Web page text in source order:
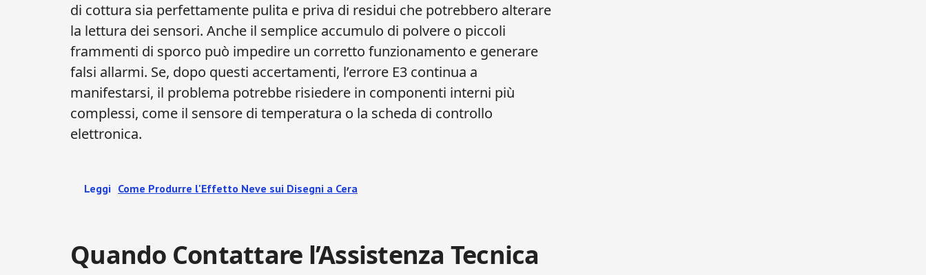
di cottura sia perfettamente pulita e priva di residui che potrebbero alterare
la lettura dei sensori. Anche il semplice accumulo di polvere o piccoli
frammenti di sporco può impedire un corretto funzionamento e generare
falsi allarmi. Se, dopo questi accertamenti, l’errore E3 continua a
manifestarsi, il problema potrebbe risiedere in componenti interni più
complessi, come il sensore di temperatura o la scheda di controllo
elettronica.
Leggi Come Produrre l'Effetto Neve sui Disegni a Cera
Quando Contattare l’Assistenza Tecnica